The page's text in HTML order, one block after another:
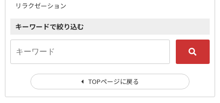
リラクゼーション
キーワードで絞り込む
TOPページに戻る